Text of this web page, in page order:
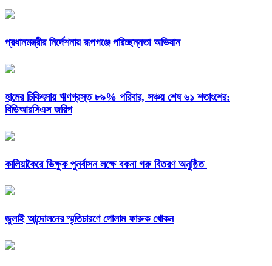
প্রধানমন্ত্রীর নির্দেশনায় রূপগঞ্জে পরিচ্ছন্নতা অভিযান
হামের চিকিৎসায় ঋণগ্রস্ত ৮৯% পরিবার, সঞ্চয় শেষ ৬১ শতাংশের:
বিডিআরসিএস জরিপ
কালিয়াকৈরে ভিক্ষুক পুনর্বাসন লক্ষে বকনা গরু বিতরণ অনুষ্ঠিত
জুলাই আন্দোলনের স্মৃতিচারণে গোলাম ফারুক খোকন